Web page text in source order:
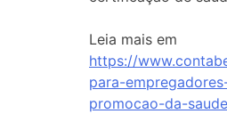
Leia mais em
https://
para-
promocao-da-